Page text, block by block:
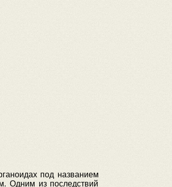
под названием
Одним из последствий